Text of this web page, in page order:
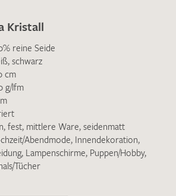
dass meine angegebenen Daten
habe ich zur Kenntnis
Kristall
reine Seide
, schwarz
cm
g/lfm
, fest, mittlere Ware, seidenmatt
Abendmode, Innendekoration,
, Lampenschirme, Puppen/Hobby,
Tücher